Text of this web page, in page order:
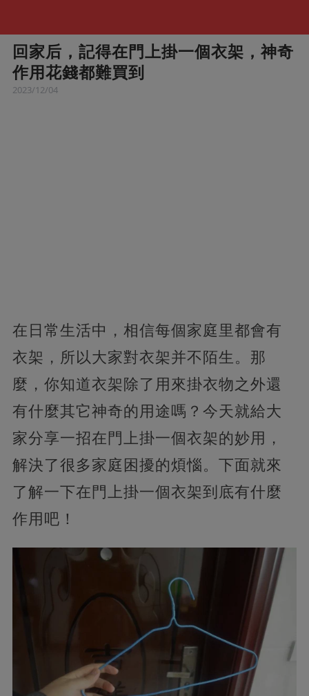
回家后，記得在門上掛一個衣架，神奇
作用花錢都難買到
2023/12/04
在日常生活中，相信每個家庭里都會有
衣架，所以大家對衣架并不陌生。那
麼，你知道衣架除了用來掛衣物之外還
有什麼其它神奇的用途嗎？今天就給大
家分享一招在門上掛一個衣架的妙用，
解決了很多家庭困擾的煩惱。下面就來
了解一下在門上掛一個衣架到底有什麼
作用吧！